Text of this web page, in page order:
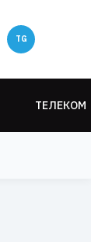
ТЕЛЕКОМ